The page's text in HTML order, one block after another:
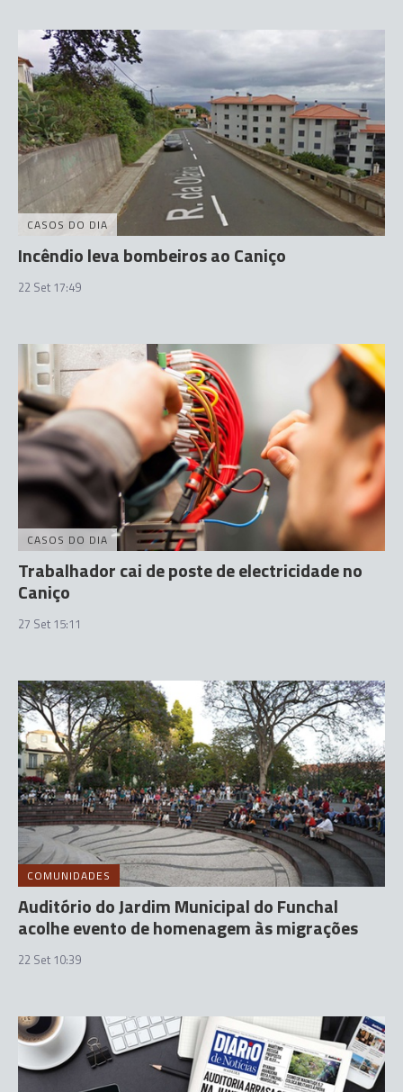
CASOS DO DIA
Incêndio leva bombeiros ao Caniço
22 Set 17:49
CASOS DO DIA
Trabalhador cai de poste de electricidade no
Caniço
27 Set 15:11
COMUNIDADES
Auditório do Jardim Municipal do Funchal
acolhe evento de homenagem às migrações
22 Set 10:39